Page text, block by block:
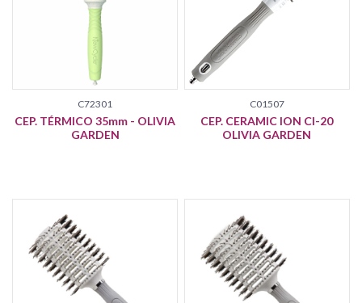
C72301
CEP. TÉRMICO 35mm - OLIVIA
GARDEN
C01507
CEP. CERAMIC ION CI-20
OLIVIA GARDEN